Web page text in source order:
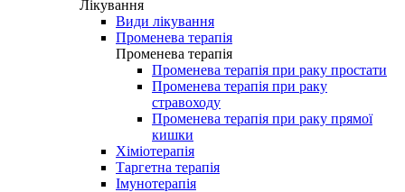
Лікування
Види лікування
Променева терапія
Променева терапія
Променева терапія при раку простати
Променева терапія при раку
стравоходу
Променева терапія при раку прямої
кишки
Хіміотерапія
Таргетна терапія
Імунотерапія